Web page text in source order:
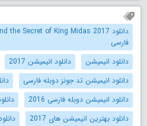
فارسی
دانلود انیمیشن
دانلود انیمیشن 2017
دانلود انیمیشن تد جونز دوبله فارسی
دانلود انیمیشن دوبله فارسی 2016
دانلود بهترین انیمیشن های 2017